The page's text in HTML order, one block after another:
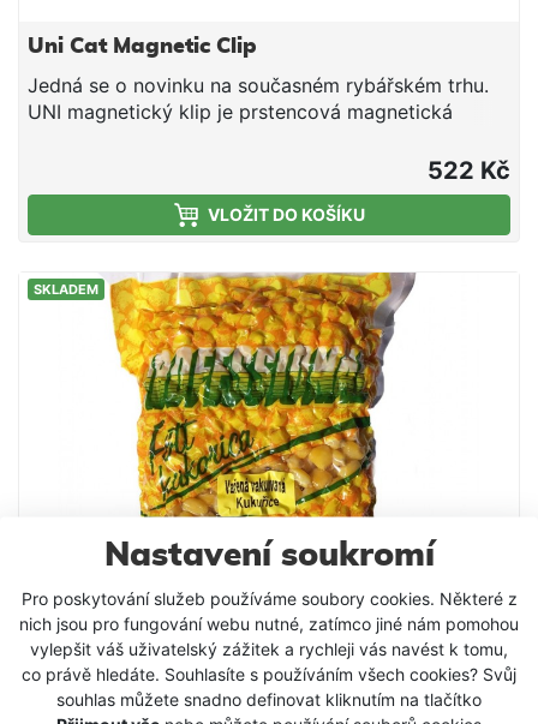
Nastavení soukromí
Pro poskytování služeb používáme soubory cookies. Některé z
nich jsou pro fungování webu nutné, zatímco jiné nám pomohou
vylepšit váš uživatelský zážitek a rychleji vás navést k tomu,
co právě hledáte. Souhlasíte s používáním všech cookies? Svůj
souhlas můžete snadno definovat kliknutím na tlačítko
Uni Cat Magnetic Clip
Jedná se o novinku na současném rybářském trhu.
UNI magnetický klip je prstencová magnetická
přímo na náš prut. Lze jej pevně usadit na každý
prut od průměru 15 mm až 25mm. V magnetické
sponě je připraven závit pro hlásič záběru. Ihned po
pouhým rozpojením obou polovin magnetů. Uvnitř
spony je navíc měkčená vložka, díky které nebude
klip klouzat po blanku prutu a která zároveň brání
jeho poškrábání.
522 Kč
VLOŽIT DO KOŠÍKU
SKLADEM
Partikl Kukuřice Professional Vařená